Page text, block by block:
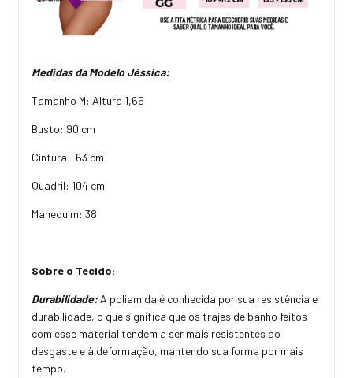
Medidas da Modelo Jéssica:
Tamanho M: Altura 1,65
Busto: 90 cm
Cintura: 63 cm
Quadril: 104 cm
Manequim: 38
Sobre o Tecido:
Durabilidade: A poliamida é conhecida por sua resistência e
durabilidade, o que significa que os trajes de banho feitos
com esse material tendem a ser mais resistentes ao
desgaste e à deformação, mantendo sua forma por mais
tempo.